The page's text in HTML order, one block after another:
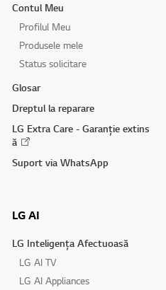
Contul Meu
Profilul Meu
Produsele mele
Status solicitare
Glosar
Dreptul la reparare
LG Extra Care - Garanție extins
ă
Suport via WhatsApp
LG AI
LG Inteligența Afectuoasă
LG AI TV
LG AI Appliances